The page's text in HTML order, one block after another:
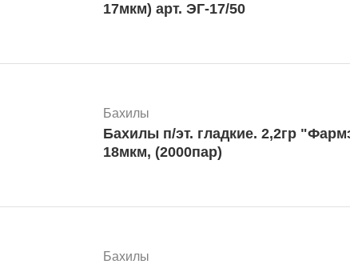
17мкм) арт. ЭГ-17/50
Бахилы
Бахилы п/эт. гладкие. 2,2гр "Фармэль" №100 (Россия)
18мкм, (2000пар)
Бахилы